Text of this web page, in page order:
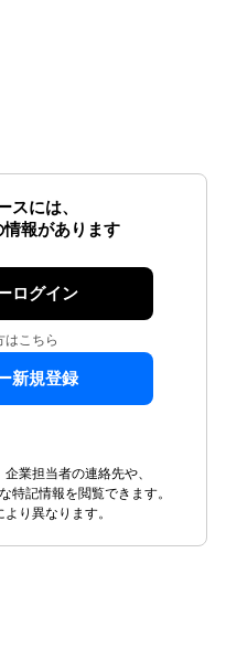
スには、
情報があります
ログイン
はこちら
新規登録
業担当者の連絡先や、
特記情報を閲覧できます。
り異なります。